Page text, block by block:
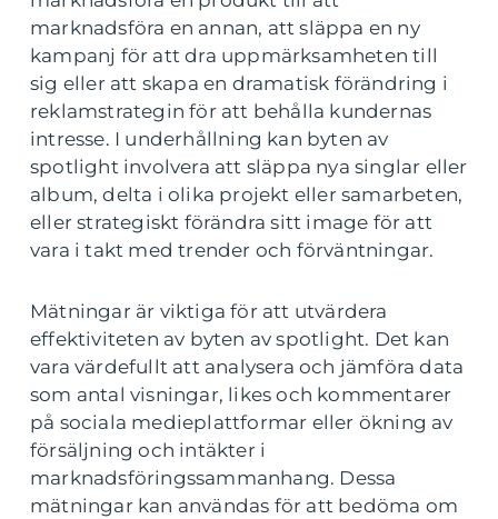
marknadsföra en annan, att släppa en ny
kampanj för att dra uppmärksamheten till
sig eller att skapa en dramatisk förändring i
reklamstrategin för att behålla kundernas
intresse. I underhållning kan byten av
spotlight involvera att släppa nya singlar eller
album, delta i olika projekt eller samarbeten,
eller strategiskt förändra sitt image för att
vara i takt med trender och förväntningar.
Mätningar är viktiga för att utvärdera
effektiviteten av byten av spotlight. Det kan
vara värdefullt att analysera och jämföra data
som antal visningar, likes och kommentarer
på sociala medieplattformar eller ökning av
försäljning och intäkter i
marknadsföringssammanhang. Dessa
mätningar kan användas för att bedöma om